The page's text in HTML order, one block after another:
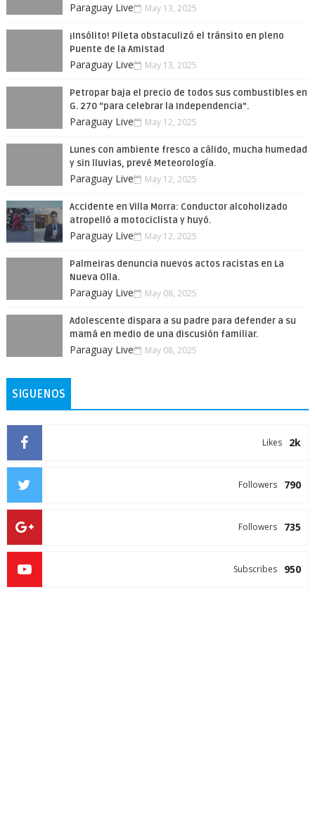
Paraguay Live May 13, 2025
¡Insólito! Pileta obstaculizó el tránsito en pleno
Puente de la Amistad
Paraguay Live May 13, 2025
Petropar baja el precio de todos sus combustibles en
G. 270 “para celebrar la Independencia”.
Paraguay Live May 12, 2025
Lunes con ambiente fresco a cálido, mucha humedad
y sin lluvias, prevé Meteorología.
Paraguay Live May 12, 2025
Accidente en Villa Morra: Conductor alcoholizado
atropelló a motociclista y huyó.
Paraguay Live May 12, 2025
Palmeiras denuncia nuevos actos racistas en La
Nueva Olla.
Paraguay Live May 08, 2025
Adolescente dispara a su padre para defender a su
mamá en medio de una discusión familiar.
Paraguay Live May 08, 2025
SIGUENOS
2k
Likes
790
Followers
735
Followers
950
Subscribes